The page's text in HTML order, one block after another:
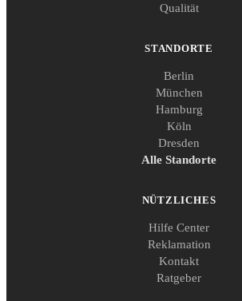
Qualität
STANDORTE
Berlin
München
Hamburg
Köln
Dresden
Alle Standorte
NÜTZLICHES
Hilfe Center
Reklamation
Kontakt
Ratgeber